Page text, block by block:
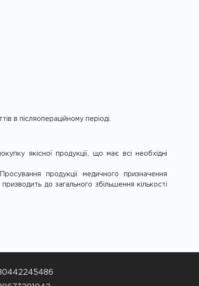
в післяопераційному періоді.
якісної продукції, що має всі необхідні
продукції медичного призначення
до загального збільшення кількості